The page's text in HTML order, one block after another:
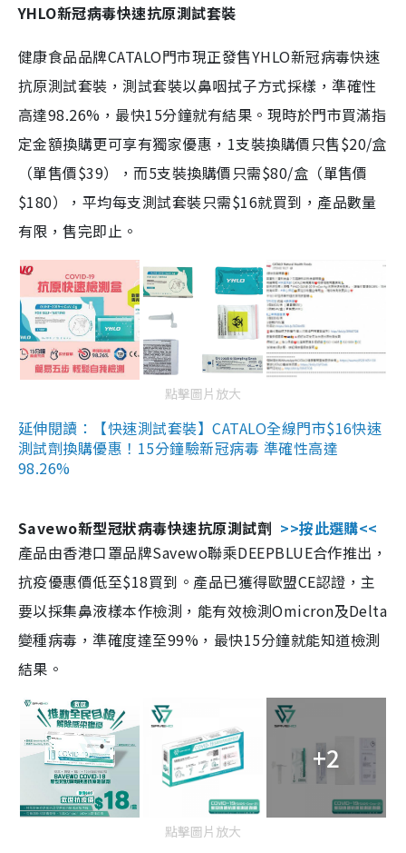
YHLO新冠病毒快速抗原測試套裝
健康食品品牌CATALO門市現正發售YHLO新冠病毒快速
抗原測試套裝，測試套裝以鼻咽拭子方式採樣，準確性
高達98.26%，最快15分鐘就有結果。現時於門市買滿指
定金額換購更可享有獨家優惠，1支裝換購價只售$20/盒
（單售價$39），而5支裝換購價只需$80/盒（單售價
$180），平均每支測試套裝只需$16就買到，產品數量
有限，售完即止。
點擊圖片放大
延伸閱讀：【快速測試套裝】CATALO全線門市$16快速
測試劑換購優惠！15分鐘驗新冠病毒 準確性高達
98.26%
Savewo新型冠狀病毒快速抗原測試劑 >>按此選購<<
產品由香港口罩品牌Savewo聯乘DEEPBLUE合作推出，
抗疫優惠價低至$18買到。產品已獲得歐盟CE認證，主
要以採集鼻液樣本作檢測，能有效檢測Omicron及Delta
變種病毒，準確度達至99%，最快15分鐘就能知道檢測
結果。
+2
點擊圖片放大